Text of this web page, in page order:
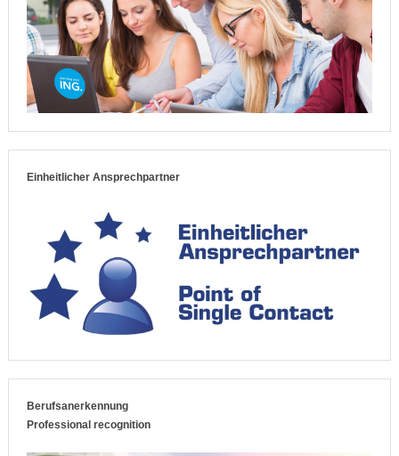
Einheitlicher Ansprechpartner
Berufsanerkennung
Professional recognition